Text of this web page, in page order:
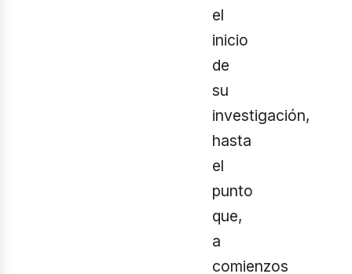
el
inicio
de
su
investigación,
hasta
el
punto
que,
a
comienzos